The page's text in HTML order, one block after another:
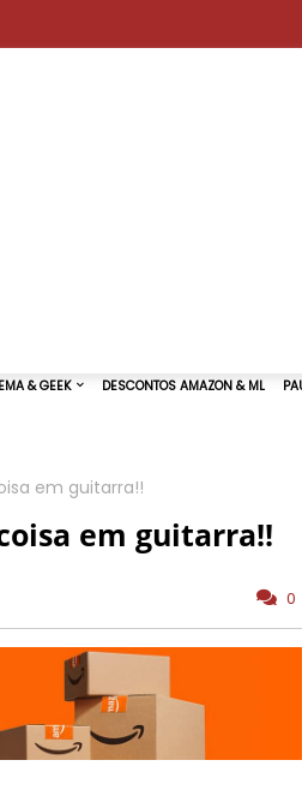
em guitarra!!
em guitarra!!
0